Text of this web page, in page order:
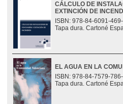
CÁLCULO DE
EXTINCIÓN DE
ISBN: 978-84-6091-
Tapa dura. Cartoné
EL AGUA EN LA
ISBN: 978-84-7579-
Tapa dura. Cartoné